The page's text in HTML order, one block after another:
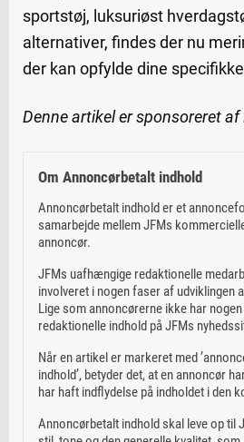
sportstøj, luksuriøst
alternativer, findes der nu
der kan opfylde dine
Denne artikel er sponsoreret af
Om Annoncørbetalt indhold
Annoncørbetalt indhold er et
samarbejde mellem JFMs
annoncør.
JFMs uafhængige redaktionelle
involveret i nogen faser af udviklingen
Lige som annoncørerne ikke har
redaktionelle indhold på JFMs
Når en artikel er markeret med
indhold’, betyder det, at en annoncør
har haft indflydelse på indholdet i den
Annoncørbetalt indhold skal leve op til